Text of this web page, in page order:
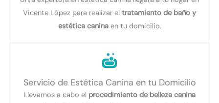
Vicente López para realizar el tratamiento de baño y
estética caninaen tu domicilio.
Servicio de Estética Canina en tu Domicilio
Llevamos a cabo el procedimiento de belleza canina